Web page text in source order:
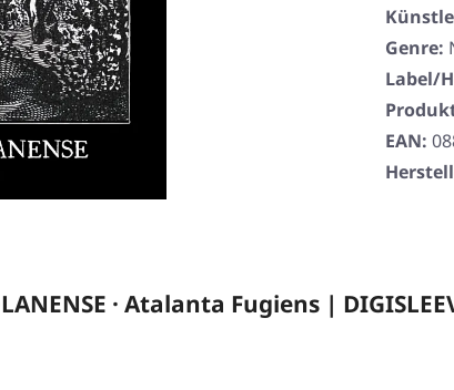
Genre:
Label/
EAN:
· Atalanta Fugiens |